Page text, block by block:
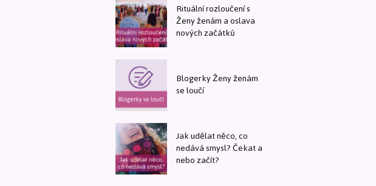
Rituální rozloučení s
Ženy ženám a oslava
nových začátků
Blogerky Ženy ženám
se loučí
Jak udělat něco, co
nedává smysl? Čekat a
nebo začít?